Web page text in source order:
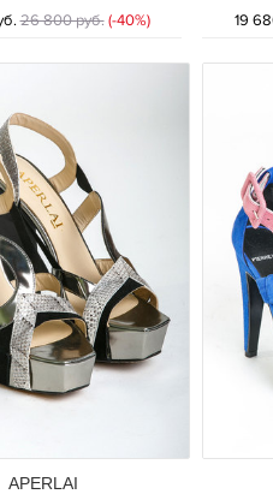
26 800 руб. (-40%) 19
APERLAI